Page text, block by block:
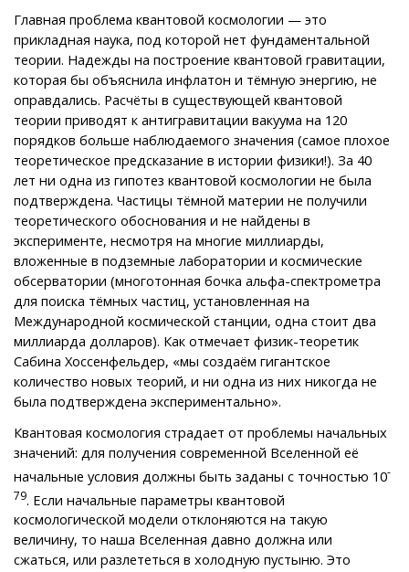
Главная проблема квантовой космологии — это
прикладная наука, под которой нет фундаментальной
теории. Надежды на построение квантовой гравитации,
которая бы объяснила инфлатон и тёмную энергию, не
оправдались. Расчёты в существующей квантовой
теории приводят к антигравитации вакуума на 120
порядков больше наблюдаемого значения (самое плохое
теоретическое предсказание в истории физики!). За 40
лет ни одна из гипотез квантовой космологии не была
подтверждена. Частицы тёмной материи не получили
теоретического обоснования и не найдены в
эксперименте, несмотря на многие миллиарды,
вложенные в подземные лаборатории и космические
обсерватории (многотонная бочка альфа-спектрометра
для поиска тёмных частиц, установленная на
Международной космической станции, одна стоит два
миллиарда долларов). Как отмечает физик-теоретик
Сабина Хоссенфельдер, «мы создаём гигантское
количество новых теорий, и ни одна из них никогда не
была подтверждена экспериментально».
Квантовая космология страдает от проблемы начальных
значений: для получения современной Вселенной её
начальные условия должны быть заданы с точностью 10-
79. Если начальные параметры квантовой
космологической модели отклоняются на такую
величину, то наша Вселенная давно должна или
сжаться, или разлететься в холодную пустыню. Это